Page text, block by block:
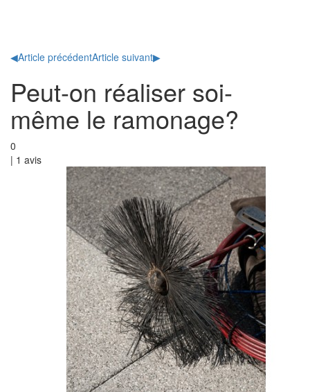
◀Article précédentArticle suivant▶
Peut-on réaliser soi-
même le ramonage?
0
| 1 avis